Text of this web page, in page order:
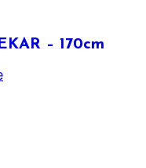
– 170cm